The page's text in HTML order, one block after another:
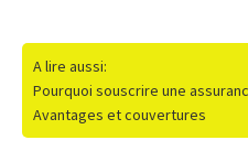
A lire aussi:
Pourquoi souscrire une
Avantages et couvertures